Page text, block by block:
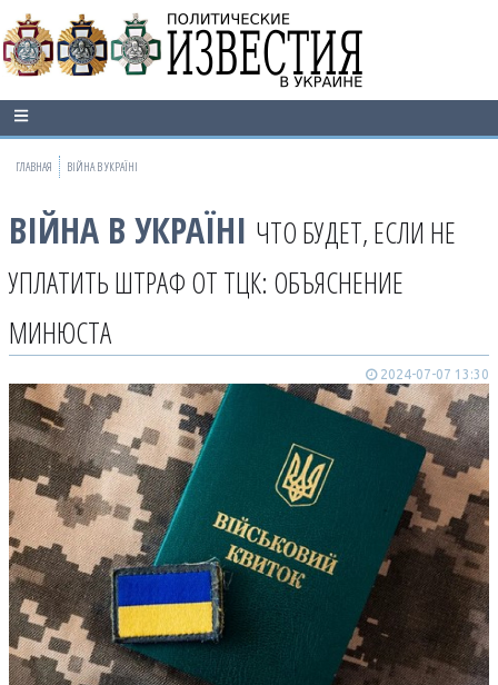
ГЛАВНАЯ ВІЙНА В УКРАЇНІ
ВІЙНА В УКРАЇНІ ЧТО БУДЕТ, ЕСЛИ НЕ
УПЛАТИТЬ ШТРАФ ОТ ТЦК: ОБЪЯСНЕНИЕ
МИНЮСТА
2024-07-07 13:30